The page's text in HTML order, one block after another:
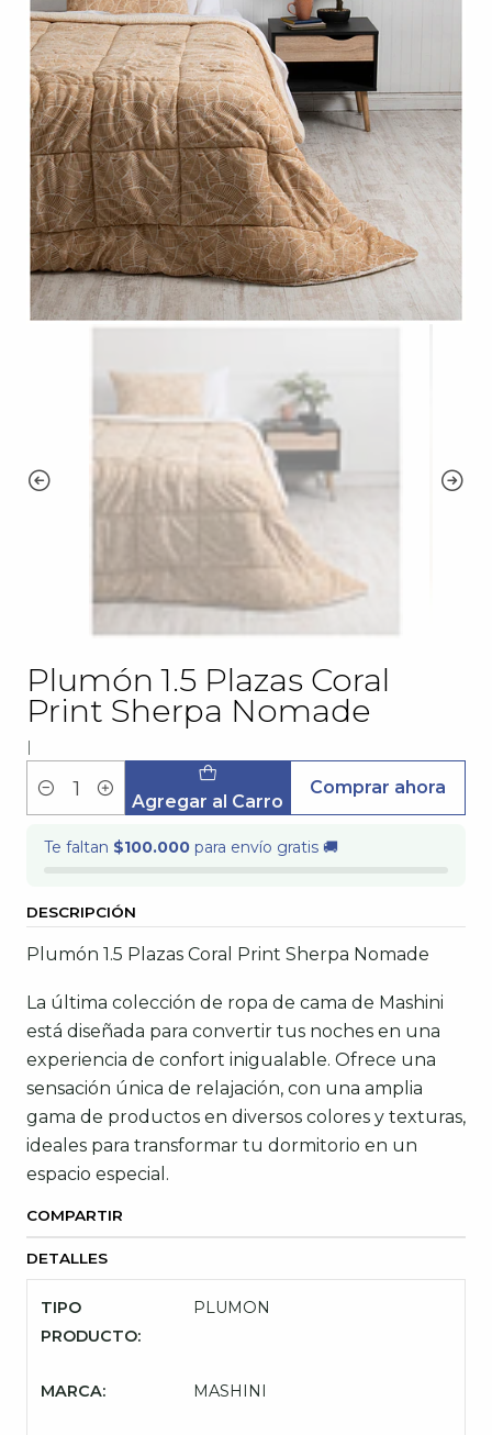
Plumón 1.5 Plazas Coral
Print Sherpa Nomade
|
Cantidad Agregar al Carro
Comprar ahora
Te faltan $100.000 para envío gratis 🚚
DESCRIPCIÓN
Plumón 1.5 Plazas Coral Print Sherpa Nomade
La última colección de ropa de cama de Mashini
está diseñada para convertir tus noches en una
experiencia de confort inigualable. Ofrece una
sensación única de relajación, con una amplia
gama de productos en diversos colores y texturas,
ideales para transformar tu dormitorio en un
espacio especial.
COMPARTIR
DETALLES
TIPO
PRODUCTO:
PLUMON
MARCA: MASHINI